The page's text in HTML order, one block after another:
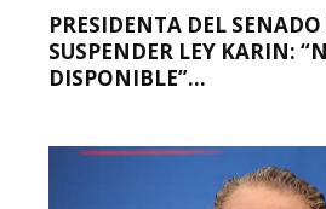
PRESIDENTA DEL
SUSPENDER LEY KARIN:
DISPONIBLE”...